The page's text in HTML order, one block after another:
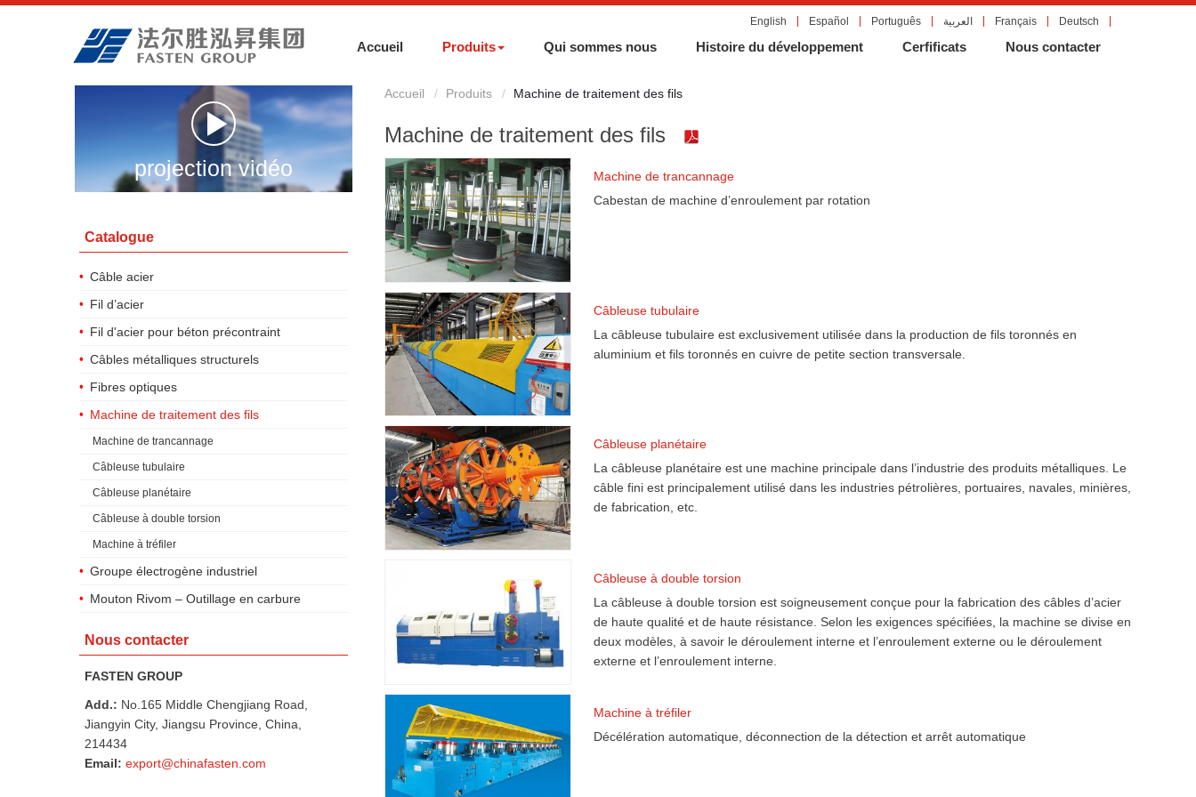
English Español Português العربية Français Deutsch
Accueil Produits Qui sommes nous Histoire du développement Cerfificats Nous contacter
projection vidéo
Accueil Produits Machine de traitement des fils
Machine de traitement des fils
Machine de trancannage
Cabestan de machine d’enroulement par rotation
Câbleuse tubulaire
La câbleuse tubulaire est exclusivement utilisée dans la production de fils toronnés en
aluminium et fils toronnés en cuivre de petite section transversale.
Câbleuse planétaire
La câbleuse planétaire est une machine principale dans l’industrie des produits métalliques. Le
câble fini est principalement utilisé dans les industries pétrolières, portuaires, navales, minières,
de fabrication, etc.
Câbleuse à double torsion
La câbleuse à double torsion est soigneusement conçue pour la fabrication des câbles d’acier
de haute qualité et de haute résistance. Selon les exigences spécifiées, la machine se divise en
deux modèles, à savoir le déroulement interne et l’enroulement externe ou le déroulement
externe et l’enroulement interne.
Machine à tréfiler
Décélération automatique, déconnection de la détection et arrêt automatique
Catalogue
Câble acier
Fil d’acier
Fil d'acier pour béton précontraint
Câbles métalliques structurels
Fibres optiques
Machine de traitement des fils
Machine de trancannage
Câbleuse tubulaire
Câbleuse planétaire
Câbleuse à double torsion
Machine à tréfiler
Groupe électrogène industriel
Mouton Rivom – Outillage en carbure
Nous contacter
FASTEN GROUP
Add.: No.165 Middle Chengjiang Road,
Jiangyin City, Jiangsu Province, China,
214434
Email: export@chinafasten.com